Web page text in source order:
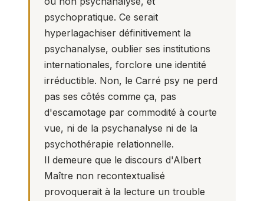
psychopratique. Ce serait
hyperlagachiser définitivement la
psychanalyse, oublier ses institutions
internationales, forclore une identité
irréductible. Non, le Carré psy ne perd
pas ses côtés comme ça, pas
d'escamotage par commodité à courte
vue, ni de la psychanalyse ni de la
psychothérapie relationnelle.
Il demeure que le discours d'Albert
Maître non recontextualisé
provoquerait à la lecture un trouble